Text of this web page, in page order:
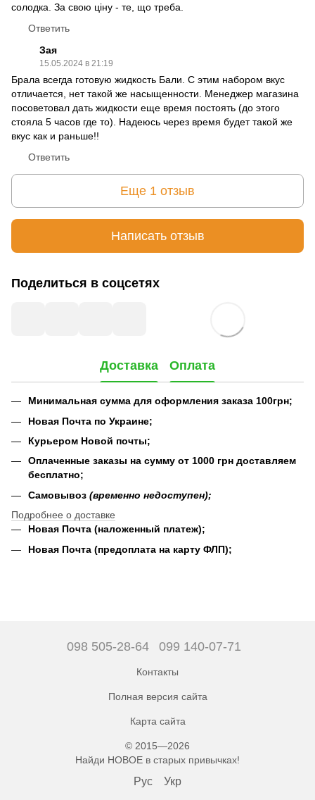
солодка. За свою ціну - те, що треба.
Ответить
Зая
15.05.2024 в 21:19
Брала всегда готовую жидкость Бали. С этим набором вкус
отличается, нет такой же насыщенности. Менеджер магазина
посоветовал дать жидкости еще время постоять (до этого
стояла 5 часов где то). Надеюсь через время будет такой же
вкус как и раньше!!
Ответить
Еще 1 отзыв
Написать отзыв
Поделиться в соцсетях
Доставка Оплата
Минимальная сумма для оформления заказа 100грн;
Новая Почта по Украине;
Курьером Новой почты;
Оплаченные заказы на сумму от 1000 грн доставляем
бесплатно;
Самовывоз (временно недоступен);
Подробнее о доставке
Новая Почта (наложенный платеж);
Новая Почта (предоплата на карту ФЛП);
098 505-28-64 099 140-07-71
Контакты
Полная версия сайта
Карта сайта
© 2015—2026
Найди НОВОЕ в старых привычках!
Рус Укр